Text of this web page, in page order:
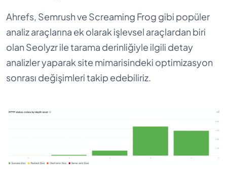
Ahrefs, Semrush ve Screaming Frog gibi popüler
analiz araçlarına ek olarak işlevsel araçlardan biri
olan Seolyzr ile tarama derinliğiyle ilgili detay
analizler yaparak site mimarisindeki optimizasyon
sonrası değişimleri takip edebiliriz.